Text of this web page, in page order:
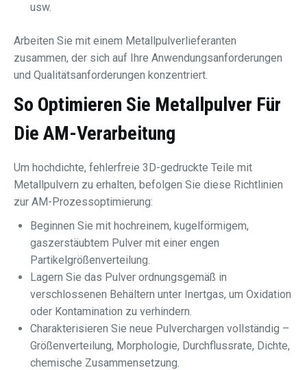
usw.
Arbeiten Sie mit einem Metallpulverlieferanten
zusammen, der sich auf Ihre Anwendungsanforderungen
und Qualitätsanforderungen konzentriert.
So Optimieren Sie Metallpulver Für
Die AM-Verarbeitung
Um hochdichte, fehlerfreie 3D-gedruckte Teile mit
Metallpulvern zu erhalten, befolgen Sie diese Richtlinien
zur AM-Prozessoptimierung:
Beginnen Sie mit hochreinem, kugelförmigem,
gaszerstäubtem Pulver mit einer engen
Partikelgrößenverteilung.
Lagern Sie das Pulver ordnungsgemäß in
verschlossenen Behältern unter Inertgas, um Oxidation
oder Kontamination zu verhindern.
Charakterisieren Sie neue Pulverchargen vollständig –
Größenverteilung, Morphologie, Durchflussrate, Dichte,
chemische Zusammensetzung.